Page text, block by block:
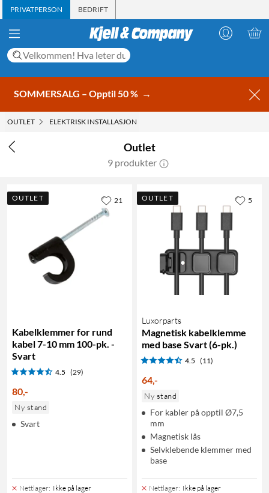
PRIVATPERSON BEDRIFT
SOMMERSALG – Opptil 50 % →
OUTLET ELEKTRISK INSTALLASJON
Outlet
9 produkter
OUTLET
Kabelklemmer for rund
kabel 7-10 mm 100-pk. -
Svart
4.5 (29)
80,-
Ny stand
Svart
Nettlager: Ikke på lager
21 OUTLET
Luxorparts
Magnetisk kabelklemme
med base Svart (6-pk.)
4.5 (11)
64,-
Ny stand
For kabler på opptil Ø7,5
mm
Magnetisk lås
Selvklebende klemmer med
base
Nettlager: Ikke på lager
5